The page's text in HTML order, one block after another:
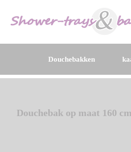
Douchebakken
Douchebak op maat 160